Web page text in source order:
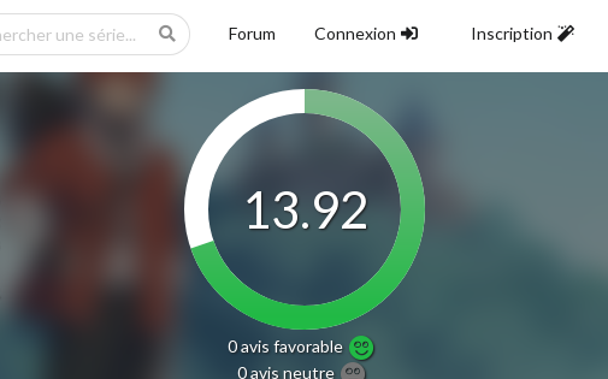
Forum Connexion Inscription
13.92
0 avisfavorable
0 avisneutre